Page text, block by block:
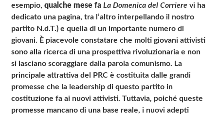
esempio, qualche mese fa La Domenica del Corrierevi ha
dedicato una pagina, tra l’altro interpellando il nostro
partito N.d.T.) e quella di un importante numero di
giovani. È piacevole constatare che molti giovani attivisti
sono alla ricerca di una prospettiva rivoluzionaria e non
si lasciano scoraggiare dalla parola comunismo. La
principale attrattiva del PRC è costituita dalle grandi
promesse che la leadership di questo partito in
costituzione fa ai nuovi attivisti. Tuttavia, poiché queste
promesse mancano di una base reale, i nuovi adepti